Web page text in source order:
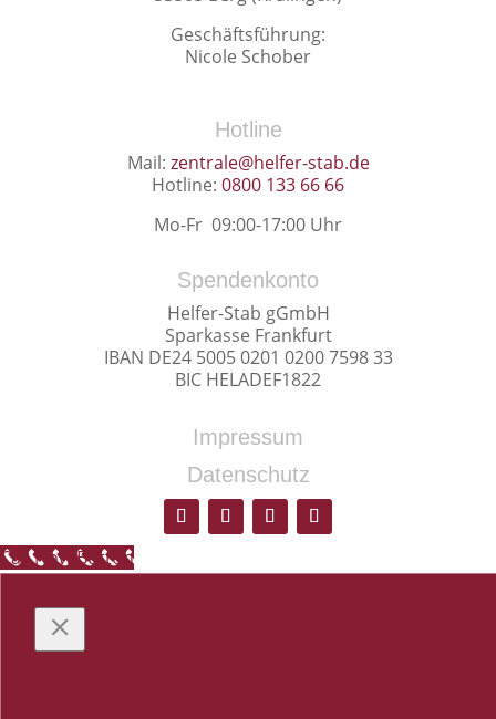
Geschäftsführung:
Nicole Schober
Hotline
Mail: zentrale@helfer-stab.de
Hotline: 0800 133 66 66
Mo-Fr 09:00-17:00 Uhr
Spendenkonto
Helfer-Stab gGmbH
Sparkasse Frankfurt
IBAN DE24 5005 0201 0200 7598 33
BIC HELADEF1822
Impressum
Datenschutz
Call Now Button